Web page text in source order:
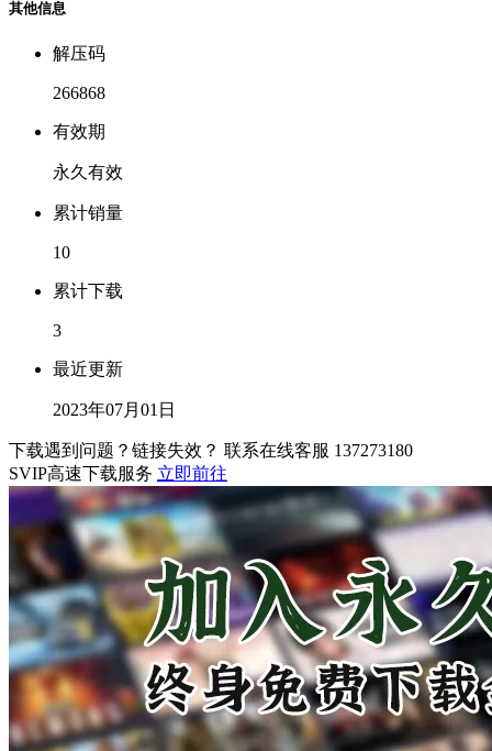
其他信息
解压码
266868
有效期
永久有效
累计销量
10
累计下载
3
最近更新
2023年07月01日
下载遇到问题？链接失效？ 联系在线客服 137273180
SVIP高速下载服务 立即前往